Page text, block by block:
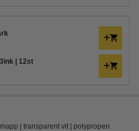
| 12st
transparent vit polypropen